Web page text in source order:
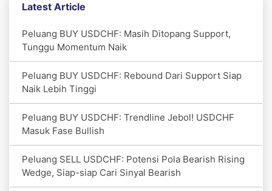
Latest Article
Peluang BUY USDCHF: Masih Ditopang Support,
Tunggu Momentum Naik
Peluang BUY USDCHF: Rebound Dari Support Siap
Naik Lebih Tinggi
Peluang BUY USDCHF: Trendline Jebol! USDCHF
Masuk Fase Bullish
Peluang SELL USDCHF: Potensi Pola Bearish Rising
Wedge, Siap-siap Cari Sinyal Bearish